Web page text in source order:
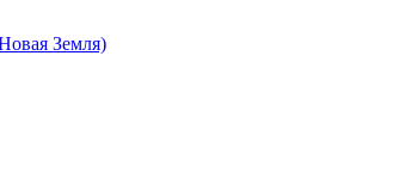
Земля)